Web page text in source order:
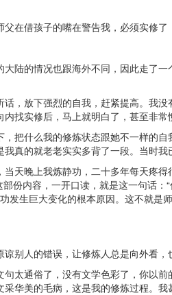
在借孩子的嘴在警告我，必须实修了
陆的情况也跟海外不同，因此走了
，放下强烈的自我，赶紧提高。我
找实修后，马上就明白了，甚至非常
把什么我的修炼状态跟她不一样的
真的就老老实实多背了一段。当时我
天晚上我炼静功，二十多年每天疼
份内容，一开口读，就是这一句话
发生巨大变化的根本原因。这不就
别人的错误，让修炼人总是向外看，
太通俗了，没有文学色彩了，你以
华美的毛病，这是我的修炼过程。